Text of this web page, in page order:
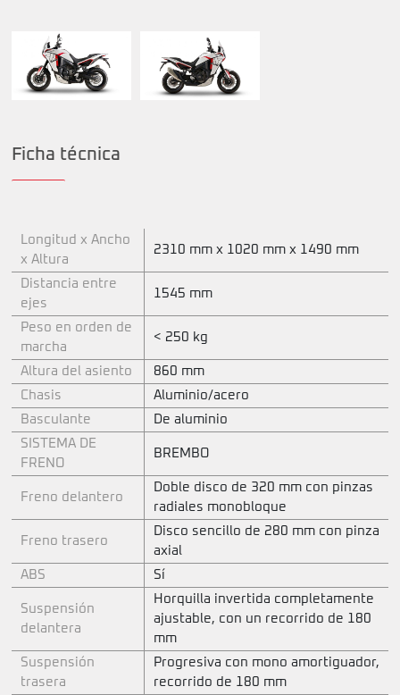
Ficha técnica
Longitud x Ancho
x Altura
2310 mm x 1020 mm x 1490 mm
Distancia entre
ejes
1545 mm
Peso en orden de
marcha
< 250 kg
Altura del asiento
860 mm
Chasis
Aluminio/acero
Basculante
De aluminio
SISTEMA DE
FRENO
BREMBO
Freno delantero
Doble disco de 320 mm con pinzas
radiales monobloque
Freno trasero
Disco sencillo de 280 mm con pinza
axial
ABS
Sí
Suspensión
delantera
Horquilla invertida completamente
ajustable, con un recorrido de 180
mm
Suspensión
trasera
Progresiva con mono amortiguador,
recorrido de 180 mm